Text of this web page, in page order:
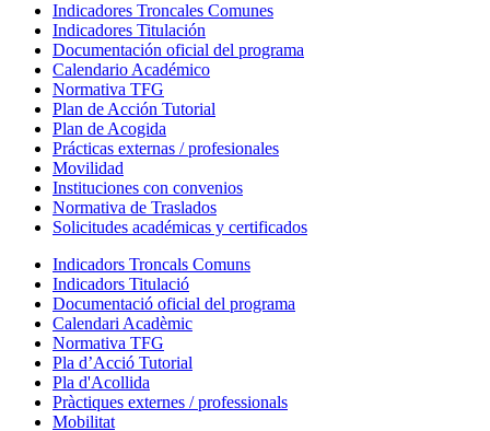
Indicadores Troncales Comunes
Indicadores Titulación
Documentación oficial del programa
Calendario Académico
Normativa TFG
Plan de Acción Tutorial
Plan de Acogida
Prácticas externas / profesionales
Movilidad
Instituciones con convenios
Normativa de Traslados
Solicitudes académicas y certificados
Indicadors Troncals Comuns
Indicadors Titulació
Documentació oficial del programa
Calendari Acadèmic
Normativa TFG
Pla d’Acció Tutorial
Pla d'Acollida
Pràctiques externes / professionals
Mobilitat